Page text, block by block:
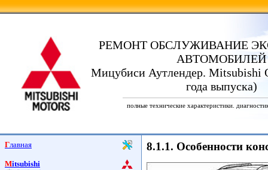
РЕМОНТ ОБСЛУЖИВАНИЕ
АВТОМОБИЛЕЙ
Мицубиси Аутлендер. Mitsubishi
года выпуска)
полные технические характеристики.
Главная
Mitsubishi
8.1.1. Особенности